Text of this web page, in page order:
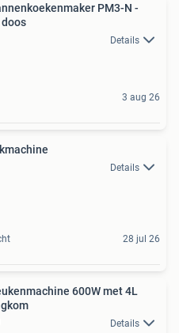
PM3-N -
Details
3 aug 26
Details
28 jul 26
600W met 4L
Details